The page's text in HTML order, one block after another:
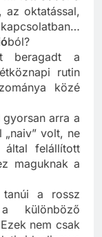
lett ebből a
oktatással,
ból?
beragadt a
rutin
közé
arra a
volt, ne
által felállított
maguknak a
tanúi a rossz
különböző